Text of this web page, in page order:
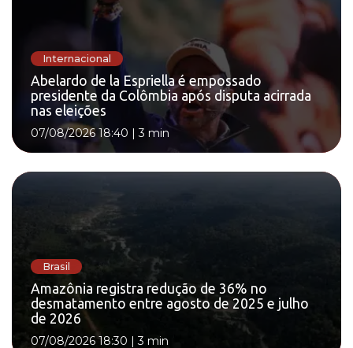
Internacional
Abelardo de la Espriella é empossado
presidente da Colômbia após disputa acirrada
nas eleições
07/08/2026 18:40 |3 min
Brasil
Amazônia registra redução de 36% no
desmatamento entre agosto de 2025 e julho
de 2026
07/08/2026 18:30 |3 min